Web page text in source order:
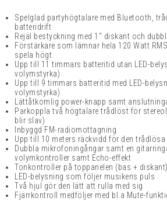
Spelglad partyhögtalare med Bluetooth,
batteridrift
Rejäl bestyckning med 1" diskant och
Förstärkare som lämnar hela 120 Watt
spela högt
Upp till 11 timmars batteritid utan LED-
volymstyrka)
Upp till 9 timmars batteritid med LED-
volymstyrka)
Lättåtkomlig power-knapp samt
Parkoppla två högtalare trådlöst för
blir slav)
Inbyggd FM-radiomottagning
Upp till 10 meters räckvidd för den
Dubbla mikrofoningångar samt en
volymkontroller samt Echo-effekt
Tonkontroller på toppanelen (bas + diskant)
LED-belysning som följer musikens puls
Två hjul gör den lätt att rulla med sig
Fjärrkontroll medföljer med bl.a Mute-